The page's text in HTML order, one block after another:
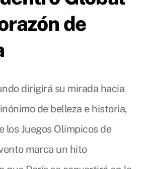
de
dirigirá su mirada hacia
de belleza e historia,
los Juegos Olímpicos de
marca un hito